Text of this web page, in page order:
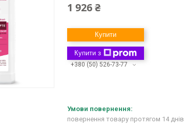
1 926 ₴
Купити
Купити з
+380 (50) 526-73-77
повернення товару протягом 14 днів